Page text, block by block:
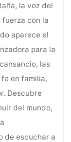
la voz del
fuerza con la
aparece el
para la
las
en familia,
Descubre
del mundo,
de escuchar a